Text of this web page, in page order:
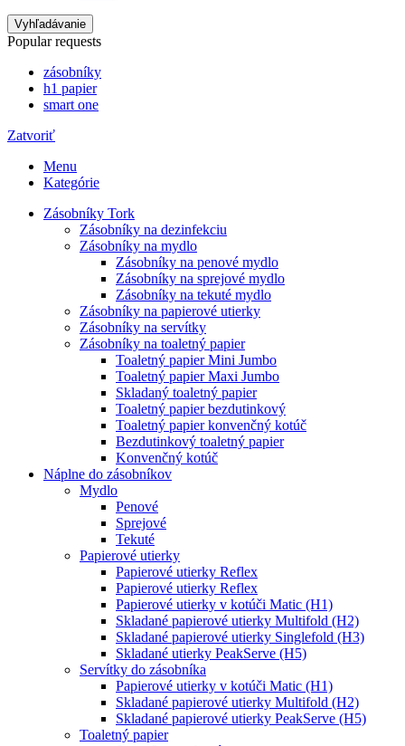
Vyhľadávanie
Popular requests
zásobníky
h1 papier
smart one
Zatvoriť
Menu
Kategórie
Zásobníky Tork
Zásobníky na dezinfekciu
Zásobníky na mydlo
Zásobníky na penové mydlo
Zásobníky na sprejové mydlo
Zásobníky na tekuté mydlo
Zásobníky na papierové utierky
Zásobníky na servítky
Zásobníky na toaletný papier
Toaletný papier Mini Jumbo
Toaletný papier Maxi Jumbo
Skladaný toaletný papier
Toaletný papier bezdutinkový
Toaletný papier konvenčný kotúč
Bezdutinkový toaletný papier
Konvenčný kotúč
Náplne do zásobníkov
Mydlo
Penové
Sprejové
Tekuté
Papierové utierky
Papierové utierky Reflex
Papierové utierky Reflex
Papierové utierky v kotúči Matic (H1)
Skladané papierové utierky Multifold (H2)
Skladané papierové utierky Singlefold (H3)
Skladané utierky PeakServe (H5)
Servítky do zásobníka
Papierové utierky v kotúči Matic (H1)
Skladané papierové utierky Multifold (H2)
Skladané papierové utierky PeakServe (H5)
Toaletný papier